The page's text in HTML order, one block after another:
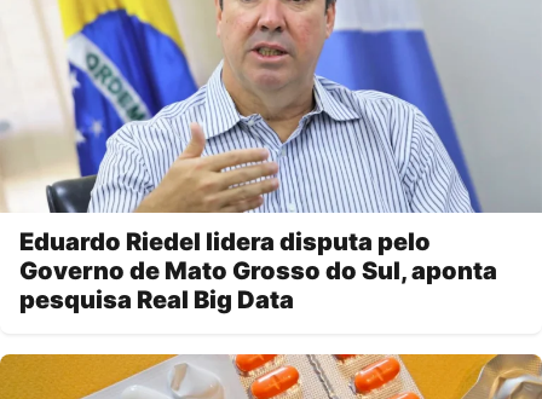
Eduardo Riedel lidera disputa pelo
Governo de Mato Grosso do Sul, aponta
pesquisa Real Big Data